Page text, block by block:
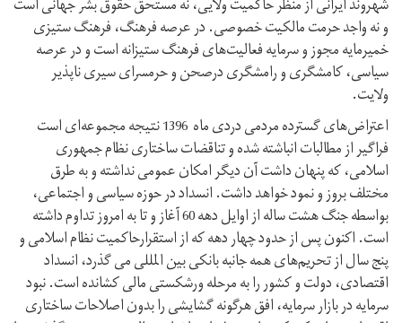
شهروند ایرانی از منظر حاکمیت ولایی، نه مستحق حقوق بشر جهانی است
و نه واجد حرمت مالکیت خصوصی. در عرصه فرهنگ، فرهنگ ستیزی
خمیرمایه مجوز و سرمایه فعالیت‌های فرهنگ ستیزانه است و در عرصه
سیاسی، کامشگری و رامشگری درصحن و حرمسرای سیری ناپذیر
ولایت.
اعتراض‌های گسترده مردمی دردی ماه 1396 نتیجه مجموعه‌ای است
فراگیر از مطالبات انباشته شده و تناقضات ساختاری نظام جمهوری
اسلامی، که پنهان داشت آن دیگر امکان عمومی نداشته و به طرق
مختلف بروز و نمود خواهد داشت. انسداد در حوزه سیاسی و اجتماعی،
بواسطه جنگ هشت ساله از اوایل دهه 60 آغاز و تا به امروز تداوم داشته
است. اکنون پس از حدود چهار دهه که از استقرارحاکمیت نظام اسلامی و
پنج سال از تحریم‌های همه جانبه بانکی بین المللی می گذرد، انسداد
اقتصادی، دولت و کشور را به مرحله ورشکستی مالی کشانده است. نبود
سرمایه در بازار سرمایه، افق هرگونه گشایشی را بدون اصلاحات ساختاری